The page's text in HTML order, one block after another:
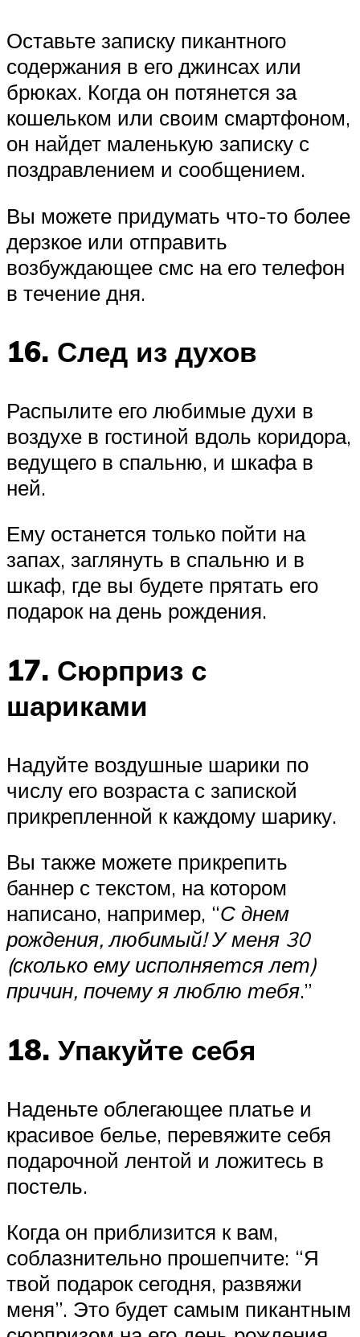
Оставьте записку пикантного
содержания в его джинсах или
брюках. Когда он потянется за
кошельком или своим смартфоном,
он найдет маленькую записку с
поздравлением и сообщением.
Вы можете придумать что-то более
дерзкое или отправить
возбуждающее смс на его телефон
в течение дня.
16. След из духов
Распылите его любимые духи в
воздухе в гостиной вдоль коридора,
ведущего в спальню, и шкафа в
ней.
Ему останется только пойти на
запах, заглянуть в спальню и в
шкаф, где вы будете прятать его
подарок на день рождения.
17. Сюрприз с
шариками
Надуйте воздушные шарики по
числу его возраста с запиской
прикрепленной к каждому шарику.
Вы также можете прикрепить
баннер с текстом, на котором
написано, например, “С днем
рождения, любимый! У меня 30
(сколько ему исполняется лет)
причин, почему я люблю тебя.”
18. Упакуйте себя
Наденьте облегающее платье и
красивое белье, перевяжите себя
подарочной лентой и ложитесь в
постель.
Когда он приблизится к вам,
соблазнительно прошепчите: “Я
твой подарок сегодня, развяжи
меня”. Это будет самым пикантным